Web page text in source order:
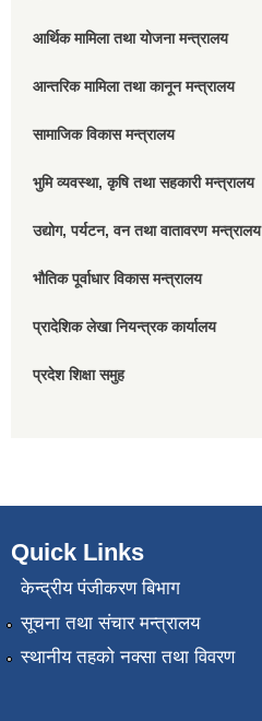
आर्थिक मामिला तथा योजना मन्त्रालय
आन्तरिक मामिला तथा कानून मन्त्रालय
सामाजिक विकास मन्त्रालय
भुमि व्यवस्था, कृषि तथा सहकारी मन्त्रालय
उद्योग, पर्यटन, वन तथा वातावरण मन्त्रालय
भौतिक पूर्वाधार विकास मन्त्रालय
प्रादेशिक लेखा नियन्त्रक कार्यालय
प्रदेश शिक्षा समुह
Quick Links
केन्द्रीय पंजीकरण बिभाग
सूचना तथा संचार मन्त्रालय
स्थानीय तहको नक्सा तथा विवरण